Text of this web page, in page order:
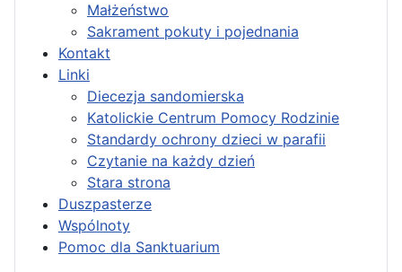
Parafia pw. św. Józefa Oblubieńca Najświętszej Maryi Panny w Nisku
Sanktuarium św. Józefa Opiekuna Rodzin
Małżeństwo
Sakrament pokuty i pojednania
Kontakt
Linki
Diecezja sandomierska
Katolickie Centrum Pomocy Rodzinie
Standardy ochrony dzieci w parafii
Czytanie na każdy dzień
Stara strona
Duszpasterze
Wspólnoty
Pomoc dla Sanktuarium